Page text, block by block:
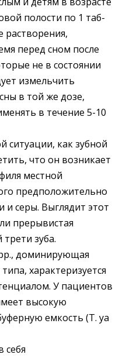
полости по 1 таб­
растворения,
перед сном после
не в состоянии
измельчить
в той же дозе,
в течение 5-10
ситуации, как зубной
что он возникает
местной
предположительно
и серы. Выглядит этот
прерывистая
зуба.
доминирующая
характеризуется
У пациентов
высокую
емкость (T. ya
себя